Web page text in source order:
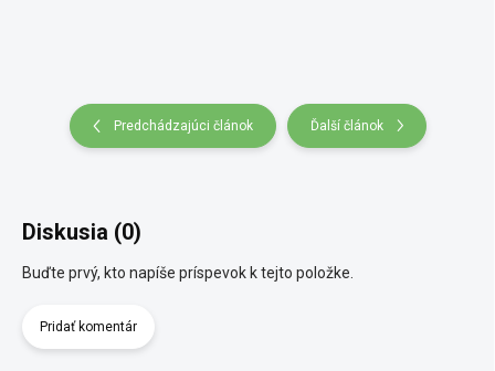
Predchádzajúci článok Ďalší článok
Diskusia (0)
Buďte prvý, kto napíše príspevok k tejto položke.
Pridať komentár